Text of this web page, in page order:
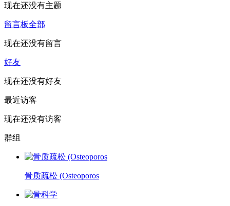
现在还没有主题
留言板全部
现在还没有留言
好友
现在还没有好友
最近访客
现在还没有访客
群组
骨质疏松 (Osteoporos